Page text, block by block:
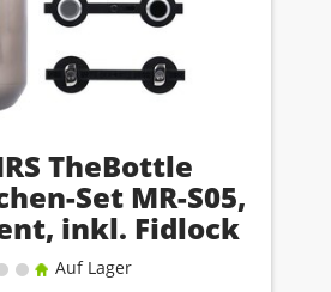
TheBottle
Set MR-S05,
inkl. Fidlock
Auf Lager